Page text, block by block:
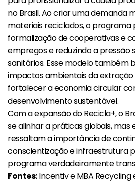
no Brasil. Ao criar uma demanda
materiais reciclados, o programa
formalização de cooperativas e
empregos e reduzindo a pressão
sanitários. Esse modelo também
impactos ambientais da
fortalecer a economia circular
desenvolvimento sustentável.
Com a expansão do Recicla+, o
se alinhar a práticas globais, mas
ressaltam a importância de
conscientização e infraestrutura
programa verdadeiramente
Fontes:Incentiv e MBA Recycling